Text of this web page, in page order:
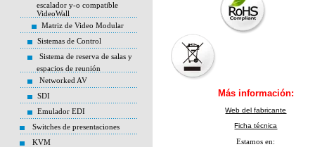
escalador y-o compatible
VideoWall
Matriz de Video Modular
Sistemas de Control
Sistema de reserva de salas y
espacios de reunión
Networked AV
SDI
Emulador EDI
Switches de presentaciones
KVM
Más información:
Web del fabricante
Ficha técnica
Estamos en: